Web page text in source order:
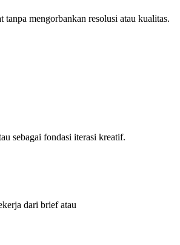
mengorbankan resolusi atau kualitas.
sebagai fondasi iterasi kreatif.
dari brief atau